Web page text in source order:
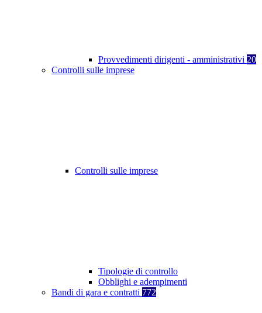
Provvedimenti dirigenti - amministrativi 20
Controlli sulle imprese
Controlli sulle imprese
Tipologie di controllo
Obblighi e adempimenti
Bandi di gara e contratti 772